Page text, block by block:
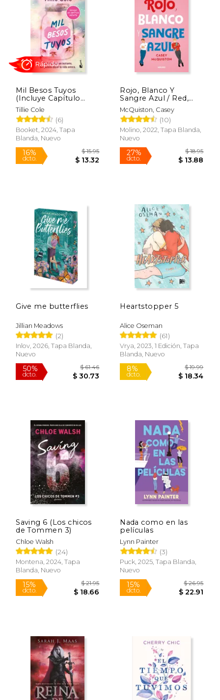
15%
dcto.
Rápido
15%
dcto. $
Rápido
Mil Besos Tuyos
(Incluye Capítulo
Inédito)
Tillie Cole
(6)
Booket, 2024, Tapa
Blanda, Nuevo
16%
dcto. $ 13.32
Rápido
Rojo, Blanco Y
Sangre Azul / Red,
White & Royal Blue
McQuiston, Casey
(10)
Molino, 2022, Tapa Blanda,
Nuevo
27%
dcto. $
Give me butterflies
Jillian Meadows
(2)
Inlov, 2026, Tapa Blanda,
Nuevo
Heartstopper 5
Alice Oseman
(61)
Vrya, 2023, 1 Edición, Tapa
Blanda, Nuevo
Saving 6 (Los chicos
de Tommen 3)
Chloe Walsh
(24)
Montena, 2024, Tapa
Blanda, Nuevo
Nada como en las
películas
Lynn Painter
(3)
Puck, 2025, Tapa Blanda,
Nuevo